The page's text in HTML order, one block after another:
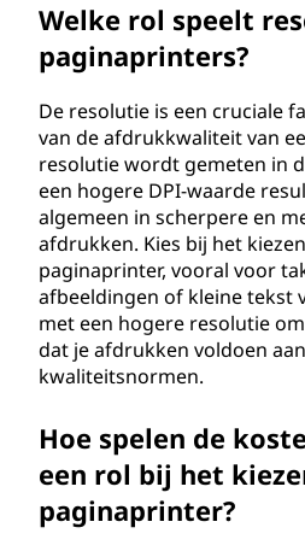
Welke rol speelt
paginaprinters?
De resolutie is een cruciale
van de afdrukkwaliteit van
resolutie wordt gemeten in
een hogere DPI-waarde
algemeen in scherpere en
afdrukken. Kies bij het
paginaprinter, vooral voor
afbeeldingen of kleine tekst
met een hogere resolutie
dat je afdrukken voldoen
kwaliteitsnormen.
Hoe spelen de
een rol bij het
paginaprinter?